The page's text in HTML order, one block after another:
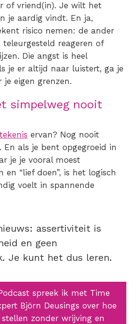
of vriend(in). Je wilt het
je aardig vindt. En ja,
risico nemen: de ander
teleurgesteld reageren of
Die angst is heel
je er altijd naar luistert, ga je
eigen grenzen.
simpelweg nooit
ervan? Nog nooit
En als je bent opgegroeid in
je je vooral moest
en “lief doen”, is het logisch
voelt in spannende
assertiviteit is
en geen
Je kunt het dus leren.
spreek ik met Time
Björn Deusings over hoe
zonder wrijving en